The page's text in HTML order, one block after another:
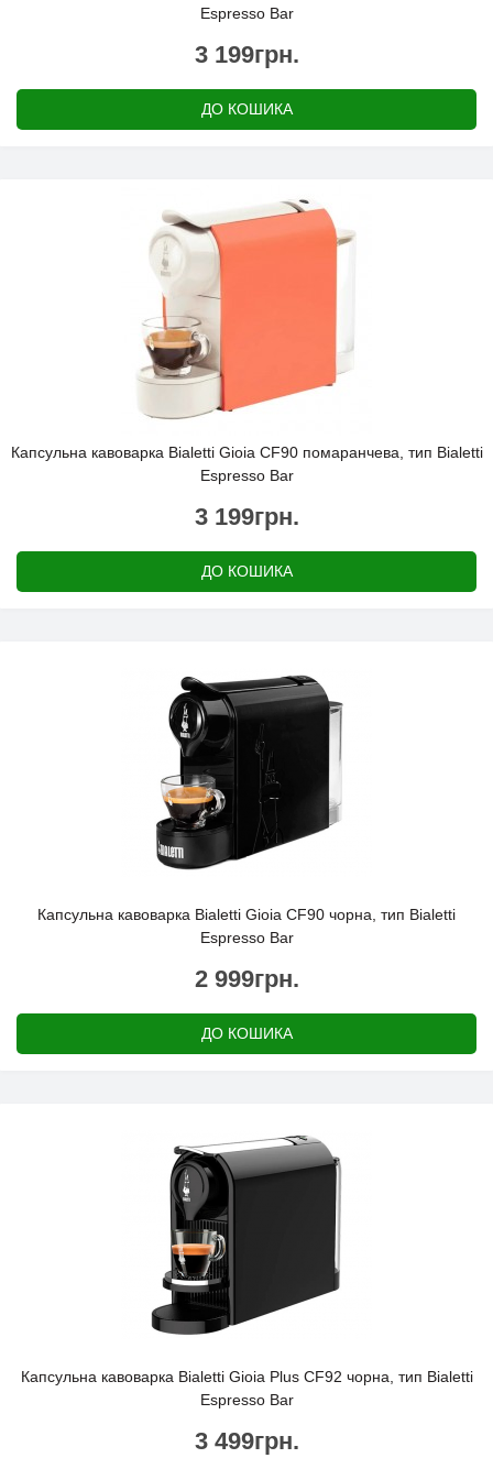
Espresso Bar
3 199грн.
ДО КОШИКА
Капсульна кавоварка Bialetti Gioia CF90 помаранчева, тип Bialetti
Espresso Bar
3 199грн.
ДО КОШИКА
Капсульна кавоварка Bialetti Gioia CF90 чорна, тип Bialetti
Espresso Bar
2 999грн.
ДО КОШИКА
Капсульна кавоварка Bialetti Gioia Plus CF92 чорна, тип Bialetti
Espresso Bar
3 499грн.